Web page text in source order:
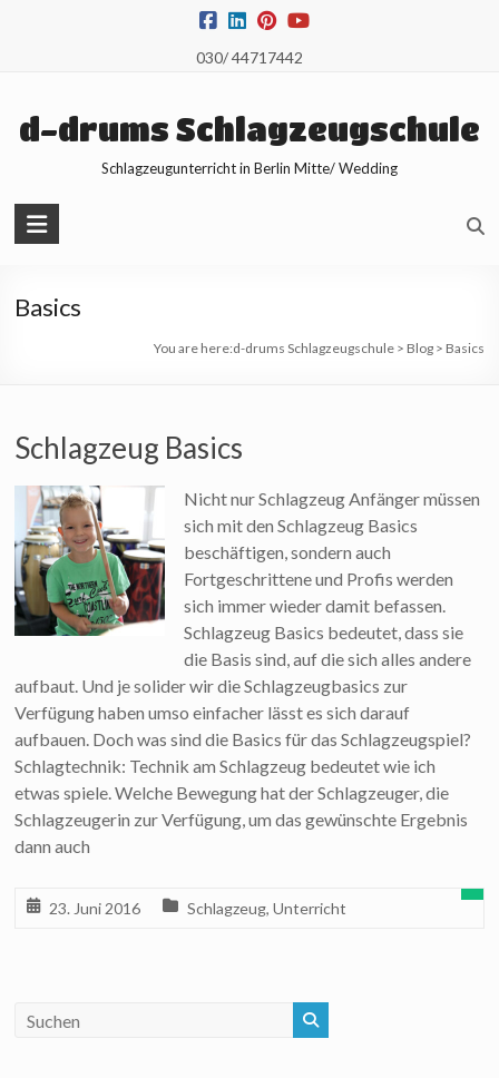
030/ 44717442
d-drums Schlagzeugschule
Schlagzeugunterricht in Berlin Mitte/ Wedding
Basics
You are here:d-drums Schlagzeugschule> Blog> Basics
Schlagzeug Basics
Nicht nur Schlagzeug Anfänger müssen
sich mit den Schlagzeug Basics
beschäftigen, sondern auch
Fortgeschrittene und Profis werden
sich immer wieder damit befassen.
Schlagzeug Basics bedeutet, dass sie
die Basis sind, auf die sich alles andere
aufbaut. Und je solider wir die Schlagzeugbasics zur
Verfügung haben umso einfacher lässt es sich darauf
aufbauen. Doch was sind die Basics für das Schlagzeugspiel?
Schlagtechnik: Technik am Schlagzeug bedeutet wie ich
etwas spiele. Welche Bewegung hat der Schlagzeuger, die
Schlagzeugerin zur Verfügung, um das gewünschte Ergebnis
dann auch
23. Juni 2016 Schlagzeug,Unterricht